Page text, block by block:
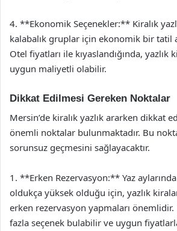
4. **Ekonomik Seçenekler:** Kiralık
kalabalık gruplar için ekonomik bir tatil
Otel fiyatları ile kıyaslandığında, yazlık
uygun maliyetli olabilir.
Dikkat Edilmesi Gereken Noktalar
Mersin’de kiralık yazlık ararken dikkat
önemli noktalar bulunmaktadır. Bu
sorunsuz geçmesini sağlayacaktır.
1. **Erken Rezervasyon:** Yaz
oldukça yüksek olduğu için, yazlık
erken rezervasyon yapmaları önemlidir.
fazla seçenek bulabilir ve uygun